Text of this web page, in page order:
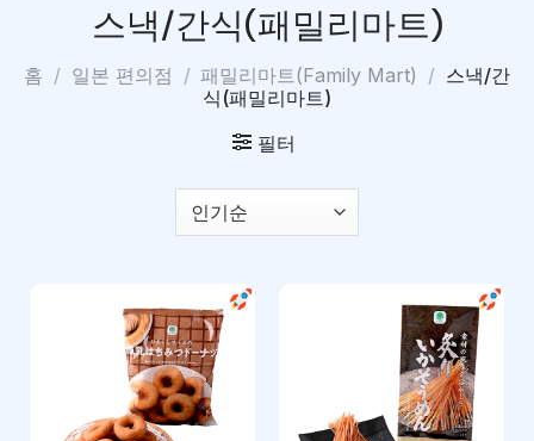
스낵/간식(패밀리마트)
홈 / 일본 편의점 / 패밀리마트(Family Mart) / 스낵/간
식(패밀리마트)
필터